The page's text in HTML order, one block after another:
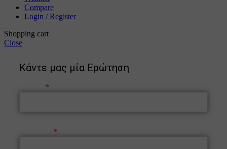
Compare
Login / Register
Shopping cart
Close
Κάντε μας μία Ερώτηση